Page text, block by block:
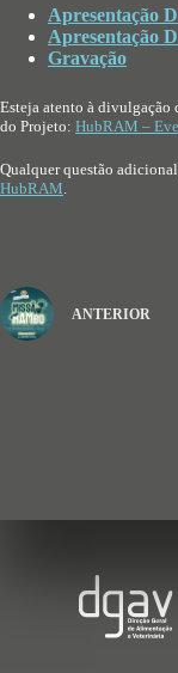
Apresentação
Apresentação
Gravação
Esteja atento à divulgação
do Projeto: HubRAM –
Qualquer questão
HubRAM
ANTERIOR